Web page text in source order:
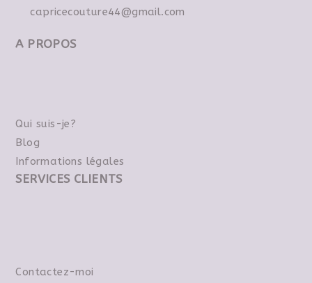
capricecouture44@gmail.com
A PROPOS
Qui suis-je?
Blog
Informations légales
SERVICES CLIENTS
Contactez-moi